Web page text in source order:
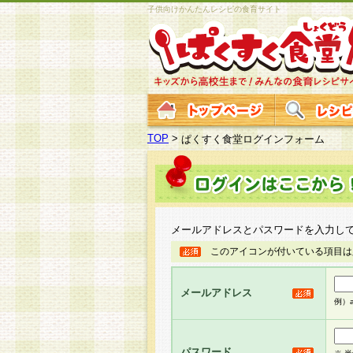
子供向けかんたんレシピの食育サイト
TOP >ぱくすく食堂ログインフォーム
メールアドレスとパスワードを入力し
このアイコンが付いている項目
メールアドレス
例）